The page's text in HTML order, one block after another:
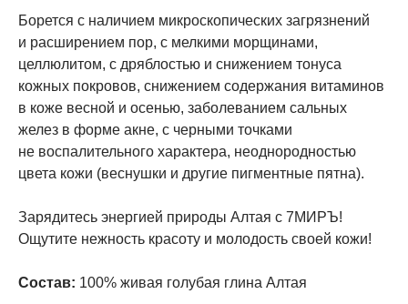
Борется с наличием микроскопических загрязнений
и расширением пор, с мелкими морщинами,
целлюлитом, с дряблостью и снижением тонуса
кожных покровов, снижением содержания витаминов
в коже весной и осенью, заболеванием сальных
желез в форме акне, с черными точками
не воспалительного характера, неоднородностью
цвета кожи (веснушки и другие пигментные пятна).
Зарядитесь энергией природы Алтая с 7МИРЪ!
Ощутите нежность красоту и молодость своей кожи!
Состав: 100% живая голубая глина Алтая